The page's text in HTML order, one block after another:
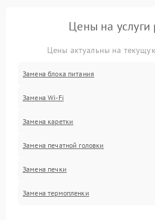
Цены на услуги
Цены актуальны на
Замена блока питания
Замена Wi-Fi
Замена каретки
Замена печатной головки
Замена печки
Замена термопленки